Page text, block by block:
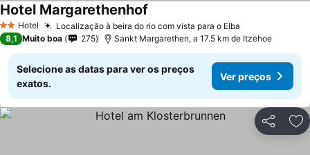
2 Estrelas
Hotel Localização à beira do rio com vista para o Elba
Hotel Margarethenhof
8,1 Muito boa 275 Sankt Margarethen, a 17.5 km de Itzehoe
Selecione as datas para ver os preços
exatos.
Ver preços
Partilhar